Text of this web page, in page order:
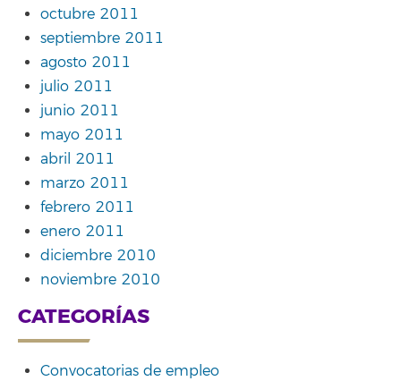
octubre 2011
septiembre 2011
agosto 2011
julio 2011
junio 2011
mayo 2011
abril 2011
marzo 2011
febrero 2011
enero 2011
diciembre 2010
noviembre 2010
CATEGORÍAS
Convocatorias de empleo